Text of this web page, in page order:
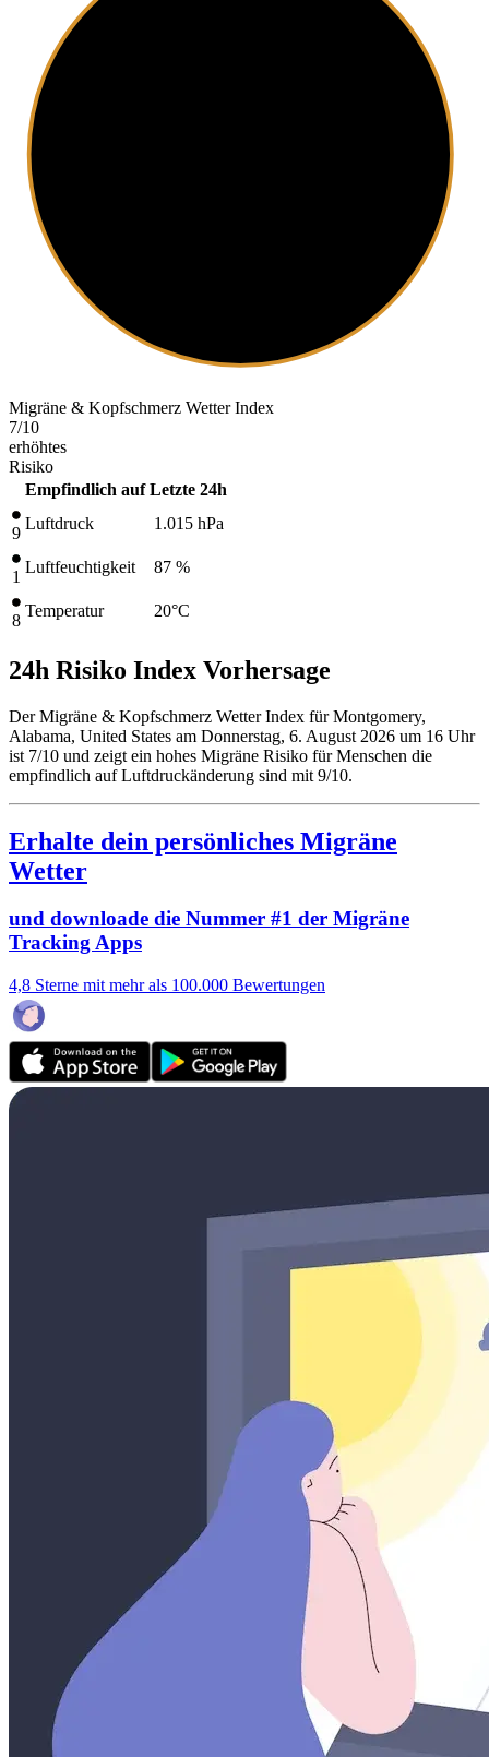
Migräne & Kopfschmerz Wetter Index
7/10
erhöhtes
Risiko
Empfindlich auf Letzte 24h
9
Luftdruck 1.015 hPa
1
Luftfeuchtigkeit 87 %
8
Temperatur 20°C
24h Risiko Index Vorhersage
Der Migräne & Kopfschmerz Wetter Index für Montgomery,
Alabama, United States am Donnerstag, 6. August 2026 um 16 Uhr
ist 7/10 und zeigt ein hohes Migräne Risiko für Menschen die
empfindlich auf Luftdruckänderung sind mit 9/10.
Erhalte dein persönliches Migräne
Wetter
und downloade die Nummer #1 der Migräne
Tracking Apps
4,8 Sterne mit mehr als 100.000 Bewertungen